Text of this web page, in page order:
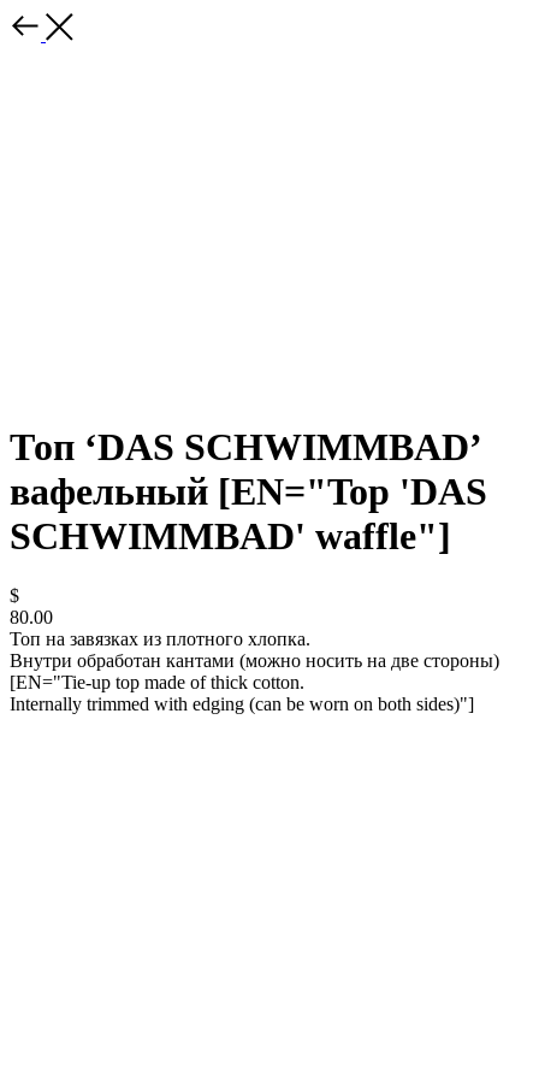
Топ ‘DAS SCHWIMMBAD’
вафельный [EN="Top 'DAS
SCHWIMMBAD' waffle"]
$
80.00
Топ на завязках из плотного хлопка.
Внутри обработан кантами (можно носить на две стороны)
[EN="Tie-up top made of thick cotton.
Internally trimmed with edging (can be worn on both sides)"]